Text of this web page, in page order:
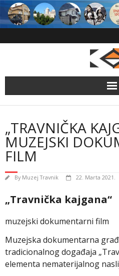
Skip
content
„TRAVNIČKA
MUZEJSKI
FILM
By Muzej Travnik 22. Marta 2021.
„Travnička kajgana“
muzejski dokumentarni film
Muzejska dokumentarna
tradicionalnog događaja
elementa nematerijalnog